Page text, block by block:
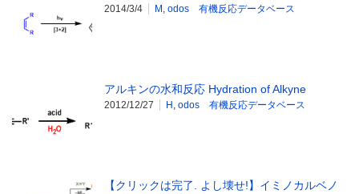
2014/3/4 M odos 有機反応データベース
アルキンの水和反応 Hydration of Alkyne
2012/12/27 H odos 有機反応データベース
【クリックは完了. よし壊せ!】イミノカルベノ